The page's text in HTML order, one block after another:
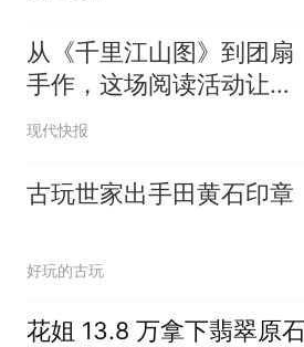
从《千里江山图》到团扇
手作，这场阅读活动让孩
子读懂国宝
现代快报
古玩世家出手田黄石印章
好玩的古玩
花姐 13.8 万拿下翡翠原